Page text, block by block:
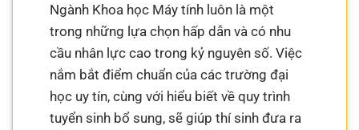
Ngành Khoa học Máy tính luôn là một
trong những lựa chọn hấp dẫn và có nhu
cầu nhân lực cao trong kỷ nguyên số. Việc
nắm bắt điểm chuẩn của các trường đại
học uy tín, cùng với hiểu biết về quy trình
tuyển sinh bổ sung, sẽ giúp thí sinh đưa ra